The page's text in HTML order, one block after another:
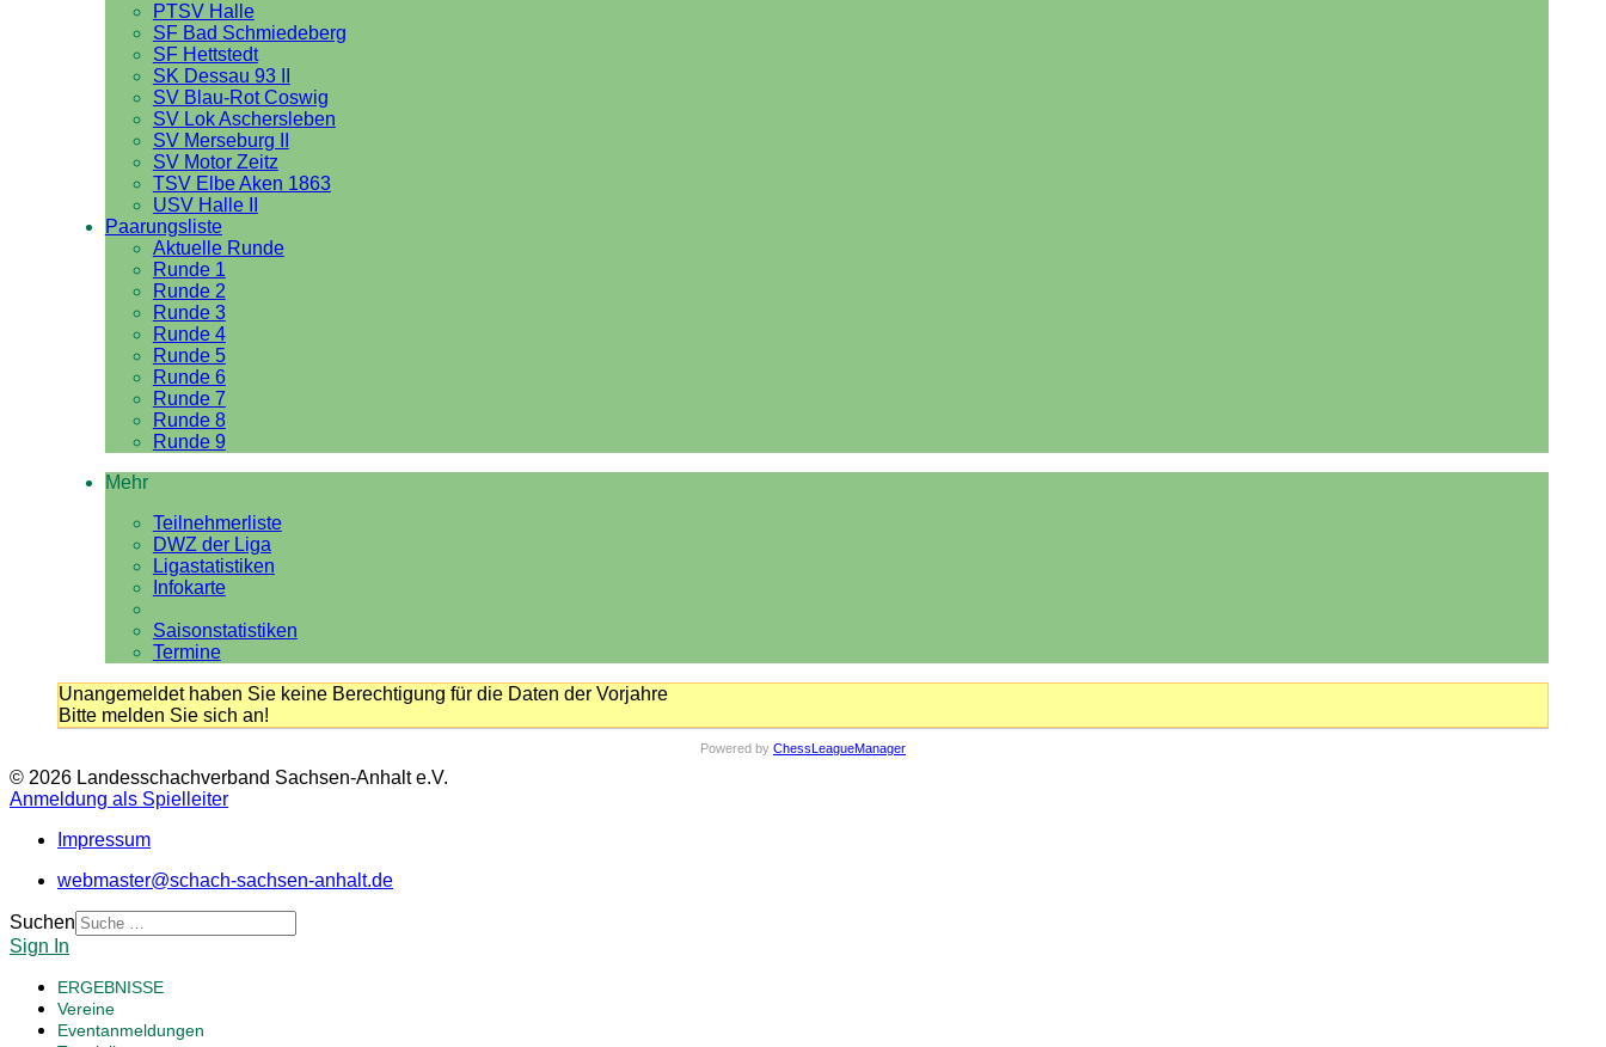
PTSV Halle
SF Bad Schmiedeberg
SF Hettstedt
SK Dessau 93 II
SV Blau-Rot Coswig
SV Lok Aschersleben
SV Merseburg II
SV Motor Zeitz
TSV Elbe Aken 1863
USV Halle II
Paarungsliste
Aktuelle Runde
Runde 1
Runde 2
Runde 3
Runde 4
Runde 5
Runde 6
Runde 7
Runde 8
Runde 9
Mehr
Teilnehmerliste
DWZ der Liga
Ligastatistiken
Infokarte
Saisonstatistiken
Termine
Unangemeldet haben Sie keine Berechtigung für die Daten der Vorjahre
Bitte melden Sie sich an!
Powered by ChessLeagueManager
© 2026 Landesschachverband Sachsen-Anhalt e.V.
Anmeldung als Spielleiter
Impressum
webmaster@schach-sachsen-anhalt.de
Suchen
Sign In
ERGEBNISSE
Vereine
Eventanmeldungen